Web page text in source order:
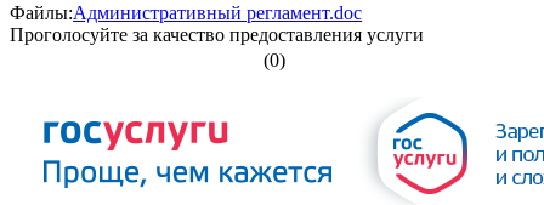
Файлы:Административный регламент.doc
Проголосуйте за качество предоставления услуги
(0)